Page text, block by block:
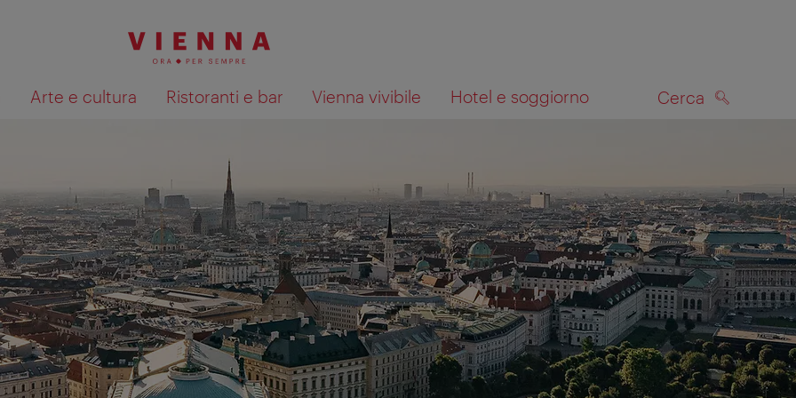
Arte e cultura Ristoranti e bar Vienna vivibile Hotel e soggiorno Cerca